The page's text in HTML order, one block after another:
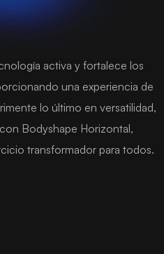
activa y fortalece los
una experiencia de
lo último en versatilidad,
Bodyshape Horizontal,
transformador para todos.